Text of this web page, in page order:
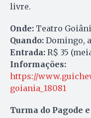
livre.
Onde: Teatro
Quando: Domingo,
Entrada: R$ 35
Informações:
https://
goiania_18081
Turma do Pagode